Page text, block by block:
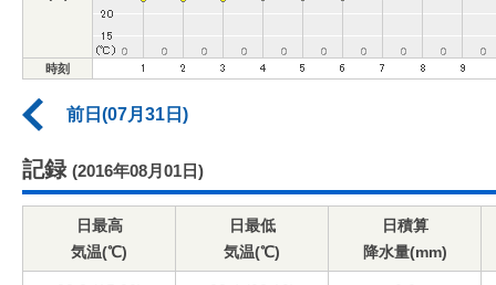
時刻
前日(07月31日)
記録 (2016年08月01日)
日最高
気温(℃)
日最低
気温(℃)
日積算
降水量(mm)